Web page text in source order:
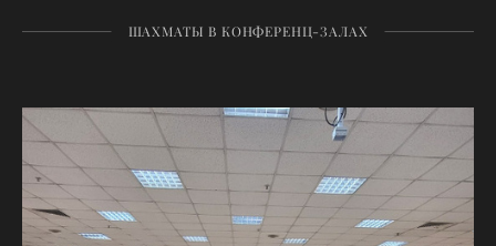
ШАХМАТЫ В КОНФЕРЕНЦ-ЗАЛАХ